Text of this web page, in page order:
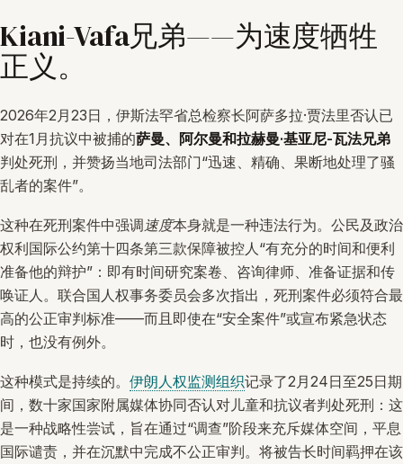
Kiani-Vafa兄弟——为速度牺牲
正义。
2026年2月23日，伊斯法罕省总检察长阿萨多拉·贾法里否认已
对在1月抗议中被捕的萨曼、阿尔曼和拉赫曼·基亚尼-瓦法兄弟
判处死刑，并赞扬当地司法部门“迅速、精确、果断地处理了骚
乱者的案件”。
这种在死刑案件中强调速度本身就是一种违法行为。公民及政治
权利国际公约第十四条第三款保障被控人“有充分的时间和便利
准备他的辩护”：即有时间研究案卷、咨询律师、准备证据和传
唤证人。联合国人权事务委员会多次指出，死刑案件必须符合最
高的公正审判标准——而且即使在“安全案件”或宣布紧急状态
时，也没有例外。
这种模式是持续的。 伊朗人权监测组织记录了2月24日至25日期
间，数十家国家附属媒体协同否认对儿童和抗议者判处死刑：这
是一种战略性尝试，旨在通过“调查”阶段来充斥媒体空间，平息
国际谴责，并在沉默中完成不公正审判。将被告长时间羁押在该